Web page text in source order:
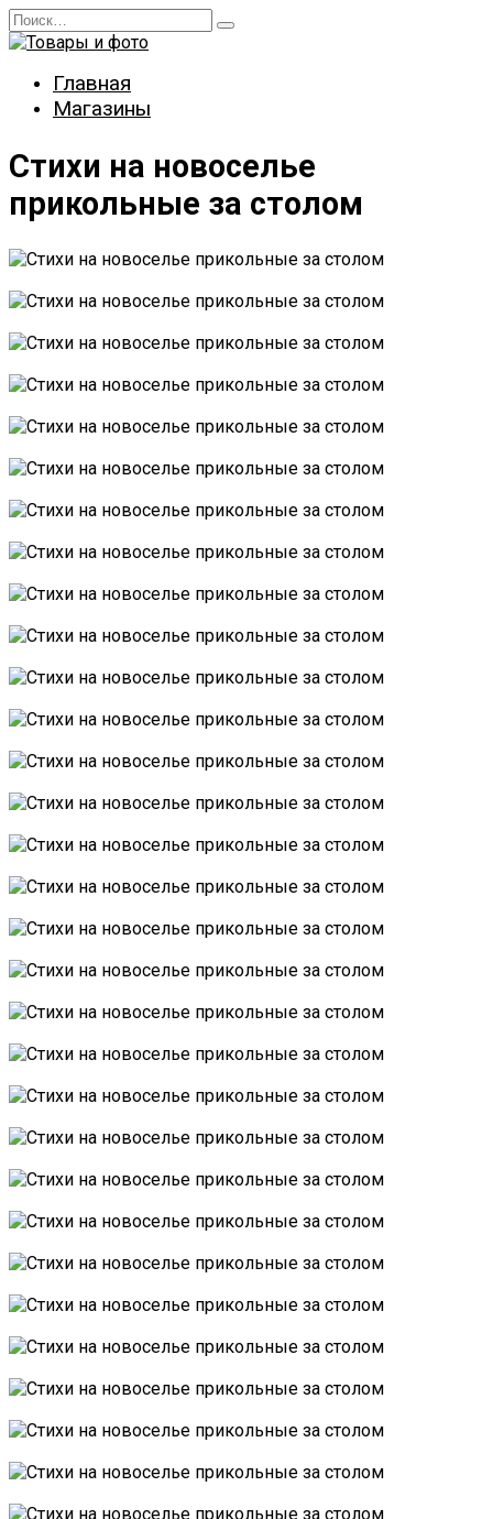
Перейти
к
Search
for:
Главная
Магазины
Стихи на новоселье
прикольные за столом